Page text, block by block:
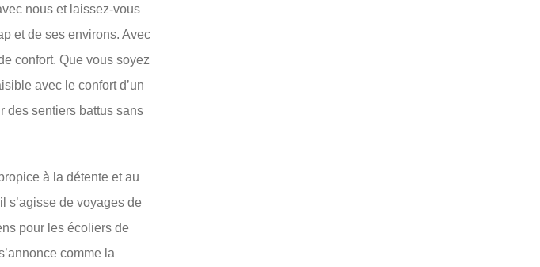
nous et laissez-vous
et de ses environs. Avec
confort. Que vous soyez
avec le confort d’un
des sentiers battus sans
à la détente et au
s’agisse de voyages de
pour les écoliers de
comme la